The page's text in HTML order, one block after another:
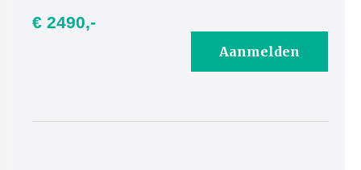
€ 2490,-
Aanmelden